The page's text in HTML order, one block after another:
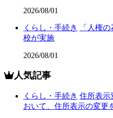
2026/08/01
くらし・手続き
「人権
校が実施
2026/08/01
人気記事
くらし・手続き 住所表
おいて、住所表示の変更